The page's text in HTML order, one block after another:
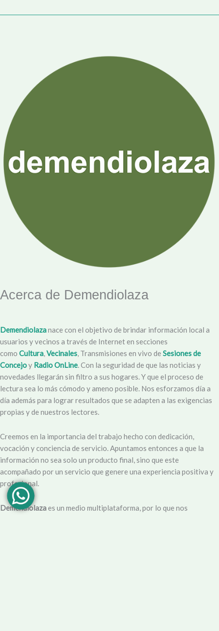
Acerca de Demendiolaza
Demendiolazanace con el objetivo de brindar información local a
usuarios y vecinos a través de Internet en secciones
como Cultura,Vecinales, Transmisiones en vivo de Sesiones de
Concejoy Radio OnLine. Con la seguridad de que las noticias y
novedades llegarán sin filtro a sus hogares. Y que el proceso de
lectura sea lo más cómodo y ameno posible. Nos esforzamos día a
día además para lograr resultados que se adapten a las exigencias
propias y de nuestros lectores.
Creemos en la importancia del trabajo hecho con dedicación,
vocación y conciencia de servicio. Apuntamos entonces a que la
información no sea solo un producto final, sino que este
acompañado por un servicio que genere una experiencia positiva y
profesional.
Demendiolazaes un medio multiplataforma, por lo que nos